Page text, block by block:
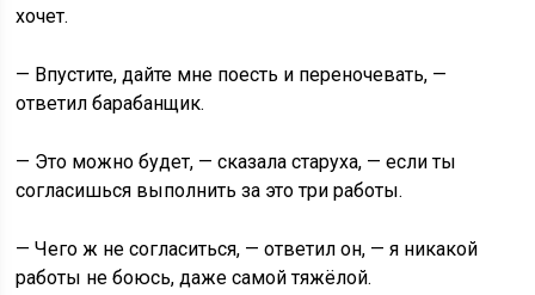
хочет.
— Впустите, дайте мне поесть и переночевать, —
ответил барабанщик.
— Это можно будет, — сказала старуха, — если ты
согласишься выполнить за это три работы.
— Чего ж не согласиться, — ответил он, — я никакой
работы не боюсь, даже самой тяжёлой.